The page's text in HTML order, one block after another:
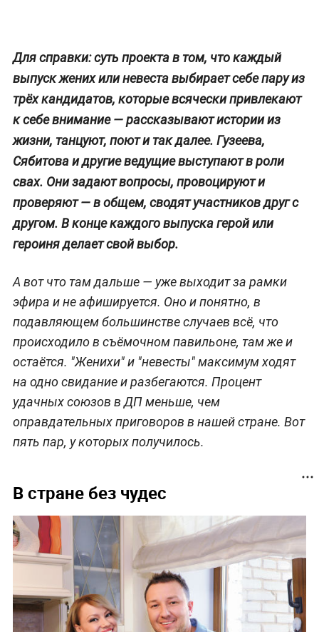
Для справки: суть проекта в том, что каждый
выпуск жених или невеста выбирает себе пару из
трёх кандидатов, которые всячески привлекают
к себе внимание — рассказывают истории из
жизни, танцуют, поют и так далее. Гузеева,
Сябитова и другие ведущие выступают в роли
свах. Они задают вопросы, провоцируют и
проверяют — в общем, сводят участников друг с
другом. В конце каждого выпуска герой или
героиня делает свой выбор.
А вот что там дальше — уже выходит за рамки
эфира и не афишируется. Оно и понятно, в
подавляющем большинстве случаев всё, что
происходило в съёмочном павильоне, там же и
остаётся. "Женихи" и "невесты" максимум ходят
на одно свидание и разбегаются. Процент
удачных союзов в ДП меньше, чем
оправдательных приговоров в нашей стране. Вот
пять пар, у которых получилось.
В стране без чудес